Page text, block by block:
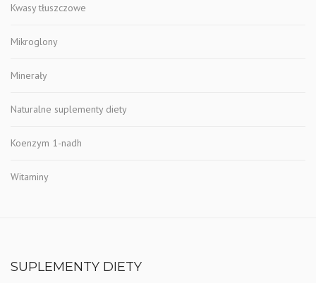
Kwasy tłuszczowe
Mikroglony
Minerały
Naturalne suplementy diety
Koenzym 1-nadh
Witaminy
SUPLEMENTY DIETY